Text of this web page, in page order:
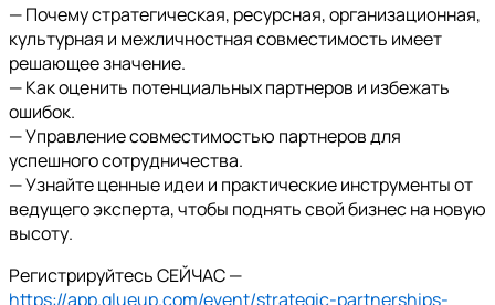
— Почему стратегическая, ресурсная, организационная,
культурная и межличностная совместимость имеет
решающее значение.
— Как оценить потенциальных партнеров и избежать
ошибок.
— Управление совместимостью партнеров для
успешного сотрудничества.
— Узнайте ценные идеи и практические инструменты от
ведущего эксперта, чтобы поднять свой бизнес на новую
высоту.
Регистрируйтесь СЕЙЧАС —
https://app.glueup.com/event/strategic-partnerships-